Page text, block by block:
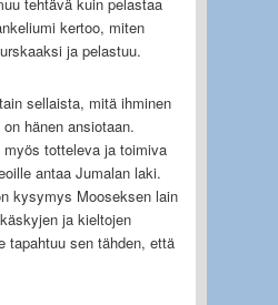
kertoo, miten
ja pelastuu.
sellaista, mitä ihminen
hänen ansiotaan.
myös totteleva ja toimiva
antaa Jumalan laki.
kysymys Mooseksen lain
ja kieltojen
tapahtuu sen tähden, että